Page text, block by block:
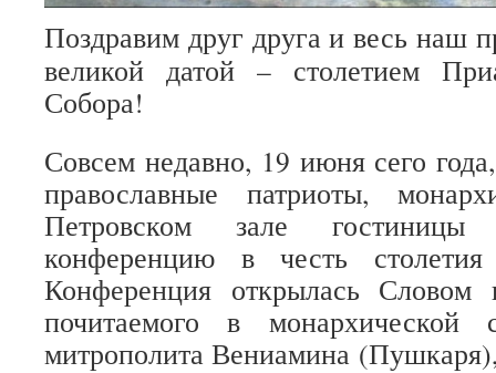
Поздравим друг друга и весь наш
великой датой – столетием
Собора!
Совсем недавно, 19 июня сего
православные патриоты,
Петровском зале
конференцию в честь столетия
Конференция открылась Словом
почитаемого в
митрополита Вениамина